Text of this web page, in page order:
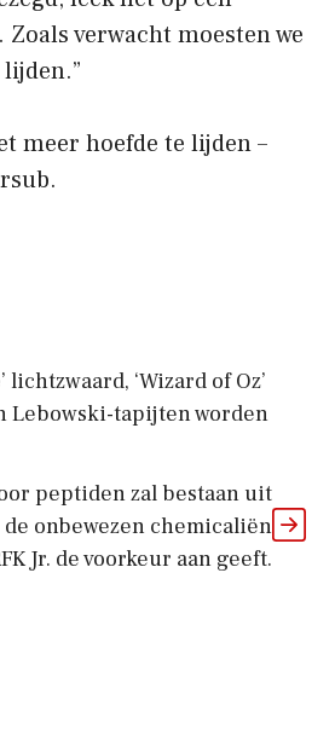
verwacht moesten we
meer hoefde te lijden –
lichtzwaard, ‘Wizard of Oz’
Lebowski-tapijten worden
peptiden zal bestaan ​​uit
onbewezen chemicaliën
Jr. de voorkeur aan geeft.